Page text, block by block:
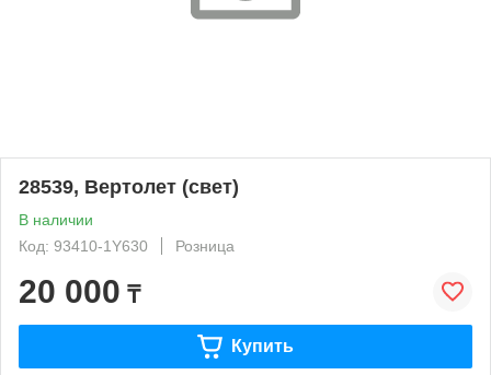
28539, Вертолет (свет)
В наличии
Код: 93410-1Y630
Розница
20 000 ₸
Купить